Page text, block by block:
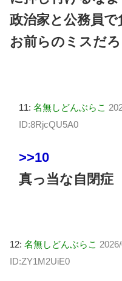
政治家と公務員で
お前らのミスだろ
11: 名無しどんぶらこ
ID:8RjcQU5A0
>>10
真っ当な自閉症
12: 名無しどんぶらこ
ID:ZY1M2UiE0